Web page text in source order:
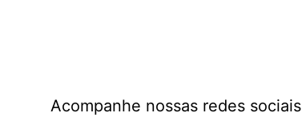
Acompanhe nossas redes sociais